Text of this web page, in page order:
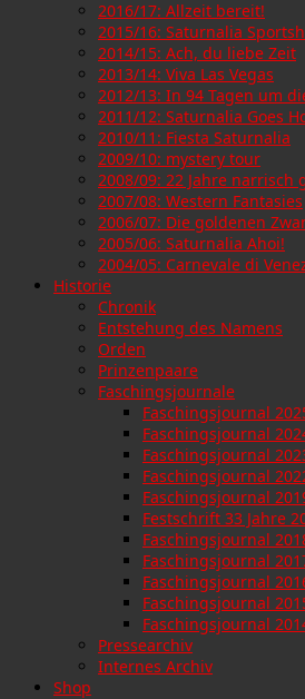
2016/17: Allzeit bereit!
2015/16: Saturnalia
2014/15: Ach, du liebe Zeit
2013/14: Viva Las Vegas
2012/13: In 94 Tagen um
2011/12: Saturnalia Goes
2010/11: Fiesta Saturnalia
2009/10: mystery tour
2008/09: 22 Jahre narrisch
2007/08: Western Fantasies
2006/07: Die goldenen
2005/06: Saturnalia Ahoi!
2004/05: Carnevale di
Historie
Chronik
Entstehung des Namens
Orden
Prinzenpaare
Faschingsjournale
Faschingsjournal
Faschingsjournal
Faschingsjournal
Faschingsjournal
Faschingsjournal
Festschrift 33 Jahre
Faschingsjournal
Faschingsjournal
Faschingsjournal
Faschingsjournal
Faschingsjournal
Pressearchiv
Internes Archiv
Shop